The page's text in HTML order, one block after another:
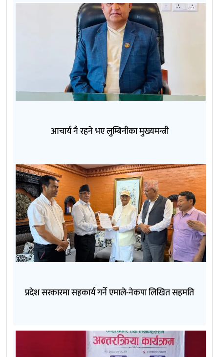
आचार्य नै रहने भए लुम्बिनीका मुख्यमन्त्री
प्रदेश सरकारमा सहकार्य गर्ने एमाले-नेकपा लिखित सहमति